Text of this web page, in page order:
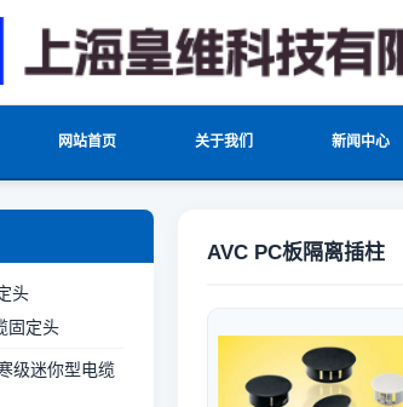
网站首页 关于我们 新闻中心
头
固定头
级迷你型电缆
AVC PC板隔离插柱